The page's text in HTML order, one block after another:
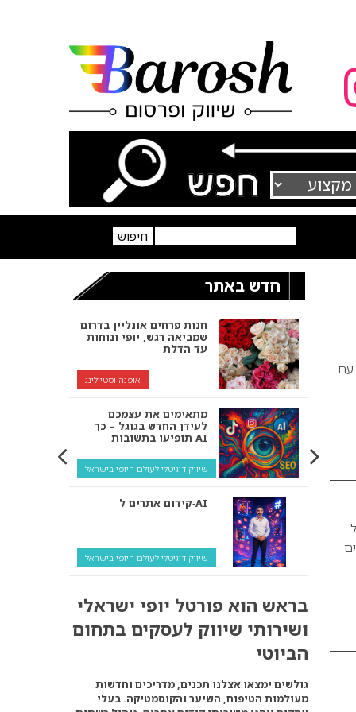
עם
חדש באתר
חנות פרחים אונליין בדרום
שמביאה רגש, יופי ונוחות
עד הדלת
אופנה וסטיילינג
מתאימים את עצמכם
לעידן החדש בגוגל – כך
תופיעו בתשובות AI
שיווק דיגיטלי לעולם היופי בישראל
קידום אתרים ל‑AI
שיווק דיגיטלי לעולם היופי בישראל
ולמה העסק שלך צריך
להתאים את עצמו אליהם?
קידום ל‑AI לעומת קידום
רגיל: איפה הכסף נמצא
באמת?
בראש הוא פורטל יופי ישראלי
ושירותי שיווק לעסקים בתחום
הביוטי
גולשים ימצאו אצלנו תכנים, מדריכים וחדשות
מעולמות הטיפוח, השיער והקוסמטיקה. בעלי